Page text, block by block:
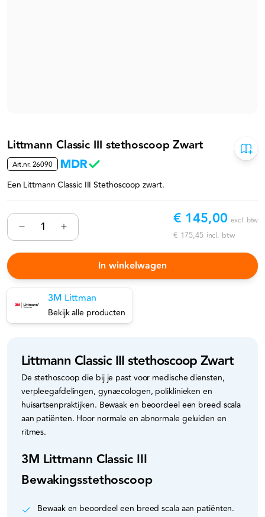
Littmann Classic III stethoscoop Zwart
Art.nr.26090
Een Littmann Classic III Stethoscoop zwart.
€ 145,00 excl. btw
€ 175,45 incl. btw
In winkelwagen
3M Littman
Bekijk alle producten
Littmann Classic III stethoscoop Zwart
De stethoscoop die bij je past voor medische diensten,
verpleegafdelingen, gynaecologen, poliklinieken en
huisartsenpraktijken. Bewaak en beoordeel een breed scala
aan patiënten. Hoor normale en abnormale geluiden en
ritmes.
3M Littmann Classic III
Bewakingsstethoscoop
Bewaak en beoordeel een breed scala aan patiënten.